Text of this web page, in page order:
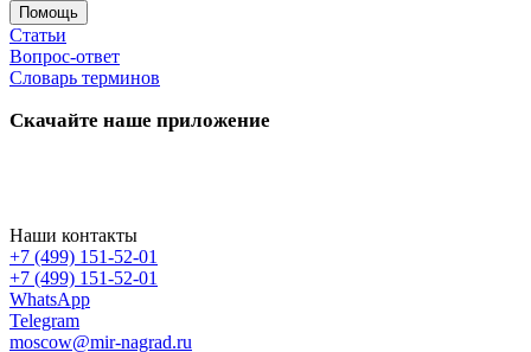
Помощь
Статьи
Вопрос-ответ
Словарь терминов
Скачайте наше приложение
Наши контакты
+7 (499) 151-52-01
+7 (499) 151-52-01
WhatsApp
Telegram
moscow@mir-nagrad.ru